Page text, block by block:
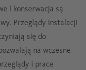
i konserwacja są
Przeglądy instalacji
się do
na wczesne
i prace